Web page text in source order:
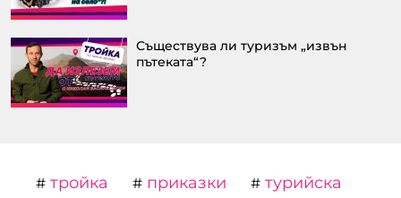
Съществува ли туризъм „извън
пътеката“?
#тройка #приказки #турийска